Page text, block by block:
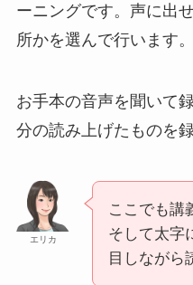
ーニングです。声に出
所かを選んで行います。
お手本の音声を聞いて
分の読み上げたものを
エリカ
ここでも講
そして太字
目しながら